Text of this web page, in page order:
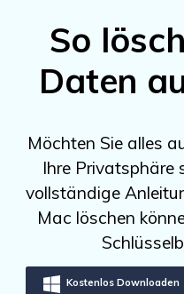
Überblick
Lösungen
Über uns
Presseraum
Support
Recoverit für
Ein führendes
Recoverit für
Unbegrenzte
wiederherstellen
Funktionen
Wiederherstellung
Exklusive
Dokumente
Datenverlust-
Ressourcen
Experte für
Kundengeschichten
Aktuelles Thema
Guide
DOWNLOAD
So
Daten
Möchten Sie alles
Ihre Privatsphäre
vollständige
Mac löschen
Kostenlos Downloaden